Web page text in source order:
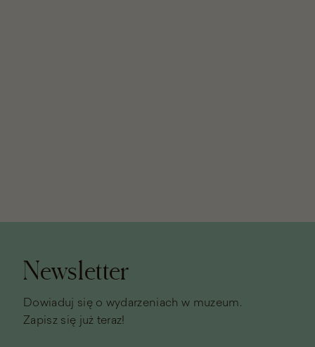
Stopka
Newsletter
Dowiaduj się o wydarzeniach w muzeum.
Zapisz się już teraz!